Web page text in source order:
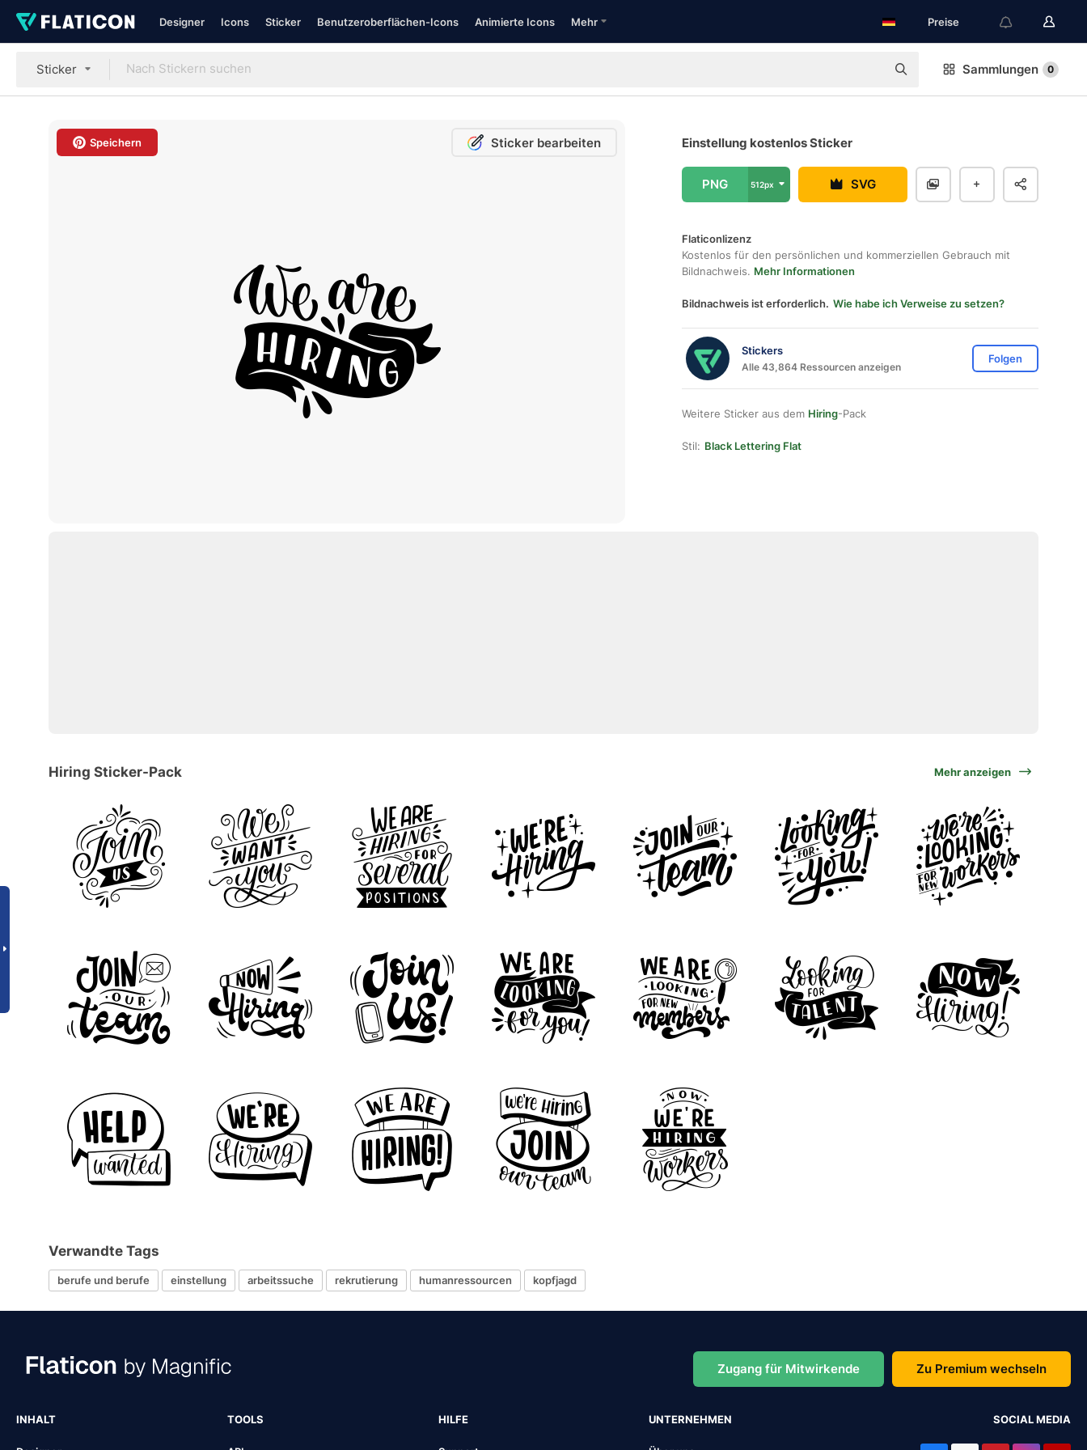
Designer Icons Sticker Benutzeroberflächen-Icons Animierte Icons Mehr Preise
Sticker Sammlungen 0
Speichern Sticker bearbeiten Einstellung kostenlos Sticker
PNG 512px SVG
Flaticonlizenz
Kostenlos für den persönlichen und kommerziellen Gebrauch mit
Bildnachweis. Mehr Informationen
Bildnachweis ist erforderlich. Wie habe ich Verweise zu setzen?
Stickers
Alle 43,864 Ressourcen anzeigen
Folgen
Weitere Sticker aus dem Hiring-Pack
Stil: Black Lettering Flat
Hiring Sticker-Pack Mehr anzeigen
Verwandte Tags
berufe und berufe einstellung arbeitssuche rekrutierung humanressourcen kopfjagd
Zugang für Mitwirkende Zu Premium wechseln
INHALT TOOLS HILFE UNTERNEHMEN SOCIAL MEDIA